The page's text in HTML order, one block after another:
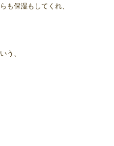
も保湿もしてくれ、
う、